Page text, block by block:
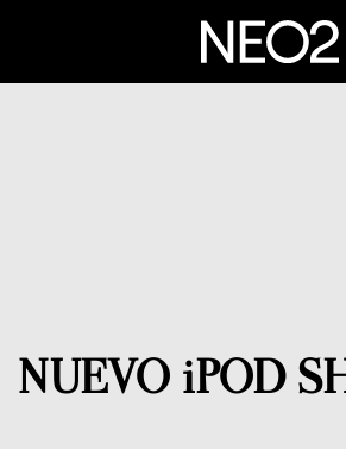
NUEVO iPOD